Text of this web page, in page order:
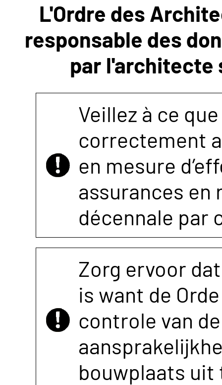
NOUS
CONTACTER
L'Ordre des
responsable des
par l'architecte
Veillez à ce
correctement
en mesure
assurances
décennale par
Zorg ervoor
is want de
controle van
bouwplaats uit